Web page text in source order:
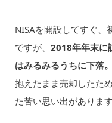
NISAを開設してすぐ、
ですが、 2018年年末に
はみるみるうちに下落。
抱えたまま売却したた
た苦い思い出があります